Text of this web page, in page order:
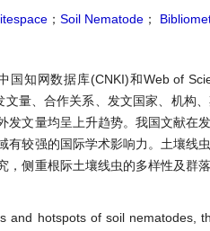
； Soil Nematode ；
知网数据库(CNKI)和Web of
量、合作关系、发文国家、机构
文量均呈上升趋势。我国文献在
较强的国际学术影响力。土壤线
侧重根际土壤线虫的多样性及群
hotspots of soil nematodes,